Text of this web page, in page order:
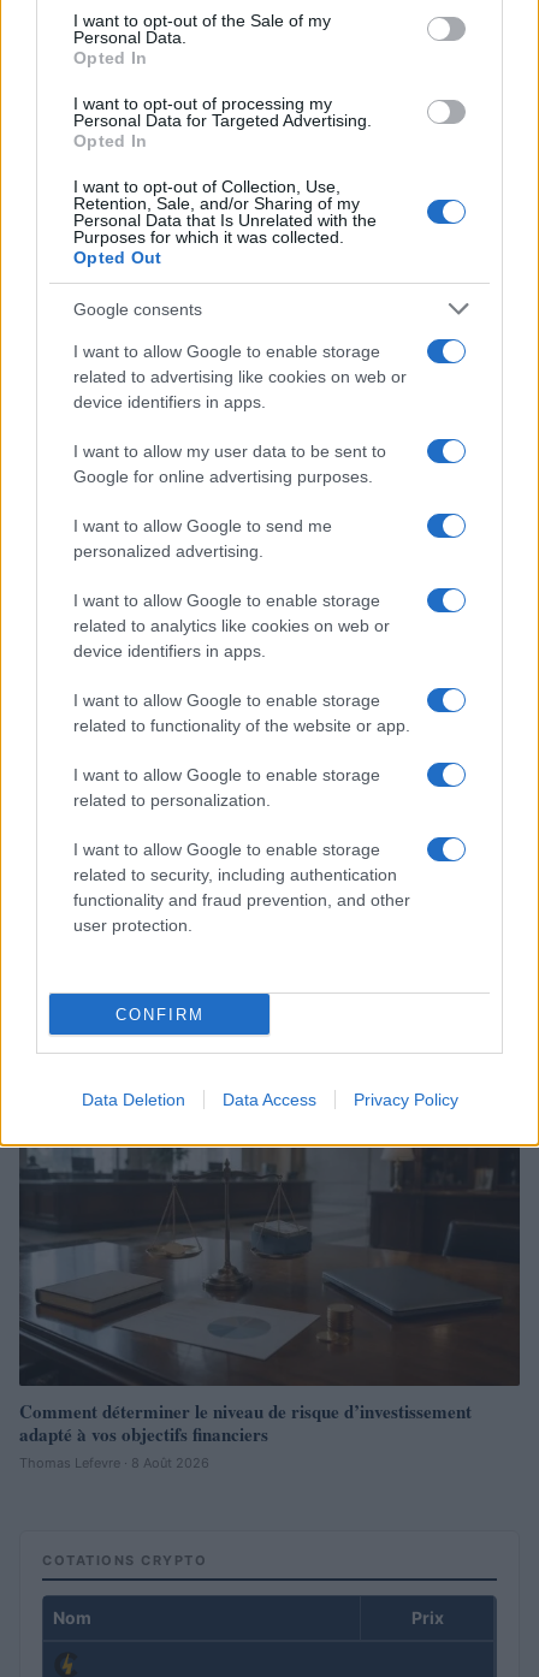
consent section.
I want to opt-out of the Sale of my
Personal Data.
Opted In
I want to opt-out of processing my
Personal Data for Targeted Advertising.
Opted In
I want to opt-out of Collection, Use,
Retention, Sale, and/or Sharing of my
Personal Data that Is Unrelated with the
Purposes for which it was collected.
Opted Out
Google consents
I want to allow Google to enable storage
related to advertising like cookies on web or
device identifiers in apps.
I want to allow my user data to be sent to
Google for online advertising purposes.
I want to allow Google to send me
personalized advertising.
I want to allow Google to enable storage
related to analytics like cookies on web or
device identifiers in apps.
I want to allow Google to enable storage
related to functionality of the website or app.
I want to allow Google to enable storage
related to personalization.
I want to allow Google to enable storage
related to security, including authentication
functionality and fraud prevention, and other
user protection.
CONFIRM
Data Deletion Data Access Privacy Policy
Continuez la lecture
INVESTISSEMENTS
Pôles universitaires et immobilier : stratégies pour un
investissement locatif rentable
INVESTISSEMENTS
annuels en 10 ans
Juliette Bernard · 9 Août 2026
Comment déterminer le niveau de risque d’investissement
adapté à vos objectifs financiers
Thomas Lefevre · 8 Août 2026
COTATIONS CRYPTO
Nom Prix